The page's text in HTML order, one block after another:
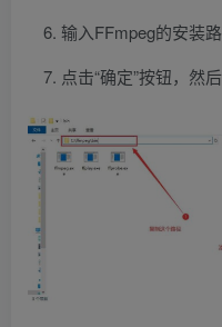
输入FFmpeg的安装
点击“确定”按钮，然